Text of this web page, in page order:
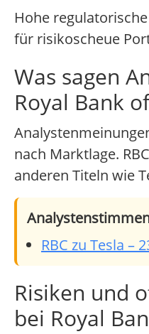
Hohe
für risikoscheue
Was sagen
Royal Bank
nach Marktlage.
anderen Titeln wie
RBC zu Tesla –
Risiken und
bei Royal